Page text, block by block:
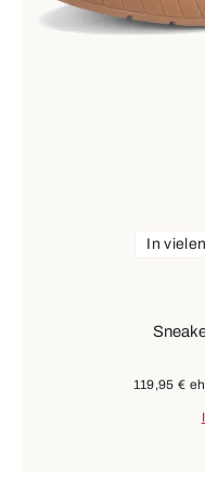
In
119,95 €